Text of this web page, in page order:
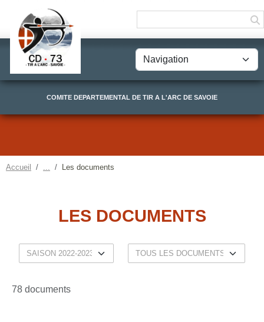
COMITE DEPARTEMENTAL DE TIR A L'ARC DE SAVOIE
Accueil Les documents
LES DOCUMENTS
78 documents
Panneau de gestion des cookies